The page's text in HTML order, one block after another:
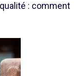
: comment